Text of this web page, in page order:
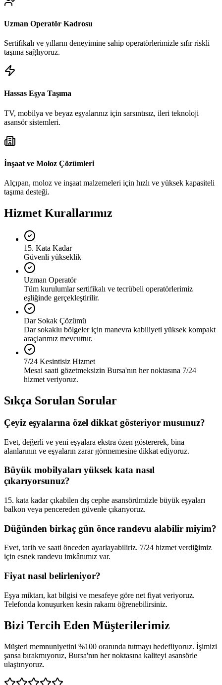
Uzman Operatör Kadrosu
Sertifikalı ve yılların deneyimine sahip operatörlerimizle sıfır riskli
taşıma sağlıyoruz.
Hassas Eşya Taşıma
TV, mobilya ve beyaz eşyalarınız için sarsıntısız, ileri teknoloji
asansör sistemleri.
İnşaat ve Moloz Çözümleri
Alçıpan, moloz ve inşaat malzemeleri için hızlı ve yüksek kapasiteli
taşıma desteği.
Hizmet Kurallarımız
15. Kata Kadar
Güvenli yükseklik
Uzman Operatör
Tüm kurulumlar sertifikalı ve tecrübeli operatörlerimiz
eşliğinde gerçekleştirilir.
Dar Sokak Çözümü
Dar sokaklu bölgeler için manevra kabiliyeti yüksek kompakt
araçlarımız mevcuttur.
7/24 Kesintisiz Hizmet
Mesai saati gözetmeksizin Bursa'nın her noktasına 7/24
hizmet veriyoruz.
Sıkça Sorulan Sorular
Çeyiz eşyalarına özel dikkat gösteriyor musunuz?
Evet, değerli ve yeni eşyalara ekstra özen göstererek, bina
alanlarının ve eşyaların zarar görmemesine dikkat ediyoruz.
Büyük mobilyaları yüksek kata nasıl
çıkarıyorsunuz?
15. kata kadar çıkabilen dış cephe asansörümüzle büyük eşyaları
balkon veya pencereden güvenle çıkarıyoruz.
Düğünden birkaç gün önce randevu alabilir miyim?
Evet, tarih ve saati önceden ayarlayabiliriz. 7/24 hizmet verdiğimiz
için esnek randevu imkânımız var.
Fiyat nasıl belirleniyor?
Eşya miktarı, kat bilgisi ve mesafeye göre net fiyat veriyoruz.
Telefonda konuşurken kesin rakamı öğrenebilirsiniz.
Bizi Tercih Eden Müşterilerimiz
Müşteri memnuniyetini %100 oranında tutmayı hedefliyoruz. İşimizi
şansa bırakmıyoruz, Bursa'nın her noktasına kaliteyi asansörle
ulaştırıyoruz.